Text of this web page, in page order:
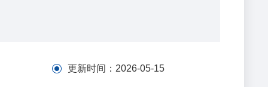
更新时间： 2026-05-15